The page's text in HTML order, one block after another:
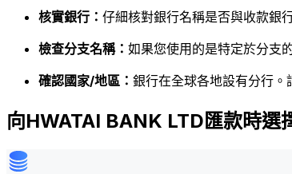
核實銀行： 仔細核對銀行名稱是否與收款銀
檢查分支名稱： 如果您使用的是特定於分支
確認國家/地區： 銀行在全球各地設有分行
向HWATAI BANK LTD匯款時選